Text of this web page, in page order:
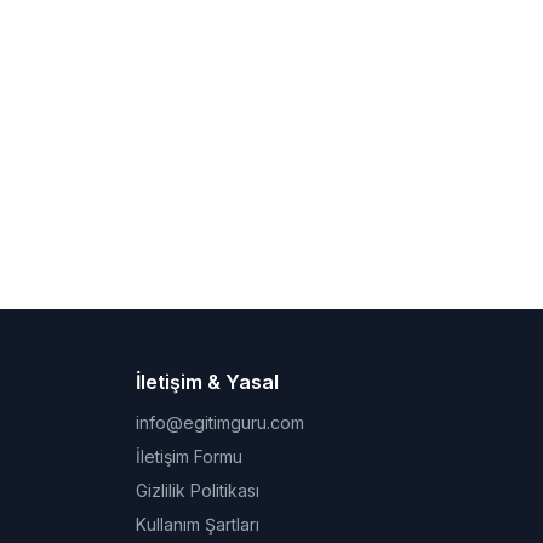
İletişim & Yasal
info@egitimguru.com
İletişim Formu
Gizlilik Politikası
Kullanım Şartları